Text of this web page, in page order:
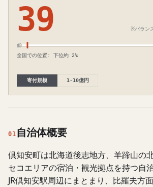
39 ※バラン
低
全国での位置: 下位約 2%
寄付規模 1-10億円
01 自治体概要
倶知安町は北海道後志地方、羊蹄山の
セコエリアの宿泊・観光拠点を持つ自
JR倶知安駅周辺にまとまり、比羅夫方